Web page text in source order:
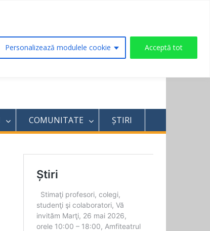
Personalizează modulele cookie Acceptă tot
FacebookInstagram
LinkedinTiktok
COMUNITATE ȘTIRI